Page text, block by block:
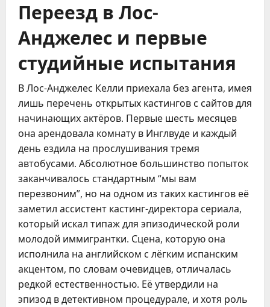
Переезд в Лос-
Анджелес и первые
студийные испытания
В Лос-Анджелес Келли приехала без агента, имея
лишь перечень открытых кастингов с сайтов для
начинающих актёров. Первые шесть месяцев
она арендовала комнату в Инглвуде и каждый
день ездила на прослушивания тремя
автобусами. Абсолютное большинство попыток
заканчивалось стандартным “мы вам
перезвоним”, но на одном из таких кастингов её
заметил ассистент кастинг-директора сериала,
который искал типаж для эпизодической роли
молодой иммигрантки. Сцена, которую она
исполнила на английском с лёгким испанским
акцентом, по словам очевидцев, отличалась
редкой естественностью. Её утвердили на
эпизод в детективном процедурале, и хотя роль